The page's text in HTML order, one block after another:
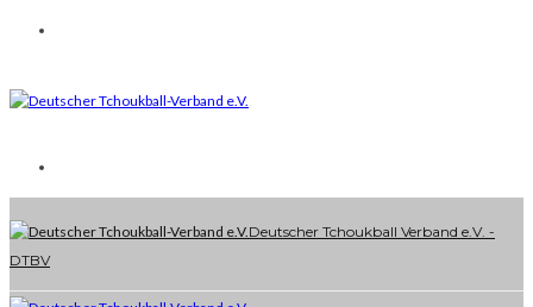
Deutscher Tchoukball Verband e.V. -
DTBV